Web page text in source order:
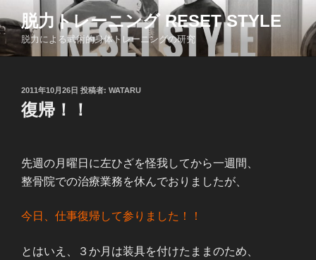
ン
テ
ン
脱力トレーニング RESET STYLE
脱力による武術的身体トレーニングの研究
投
稿
日:
2011年10月26日 投稿者: WATARU
復帰！！
先週の月曜日に左ひざを怪我してから一週間、
整骨院での治療業務を休んでおりましたが、
今日、仕事復帰して参りました！！
とはいえ、３か月は装具を付けたままのため、